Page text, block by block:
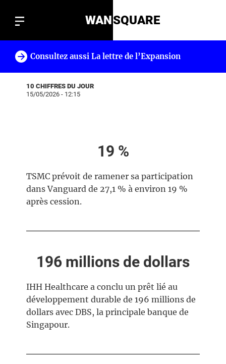
WANSQUARE
Consultez aussi La lettre de l’Expansion
10 CHIFFRES DU JOUR
15/05/2026 - 12:15
19 %
TSMC prévoit de ramener sa participation
dans Vanguard de 27,1 % à environ 19 %
après cession.
196 millions de dollars
IHH Healthcare a conclu un prêt lié au
développement durable de 196 millions de
dollars avec DBS, la principale banque de
Singapour.